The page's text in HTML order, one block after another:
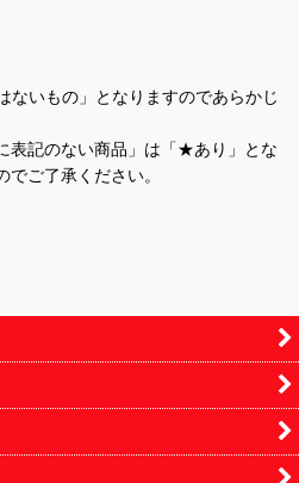
ないもの」となりますのであらかじ
表記のない商品」は「★あり」とな
ご了承ください。